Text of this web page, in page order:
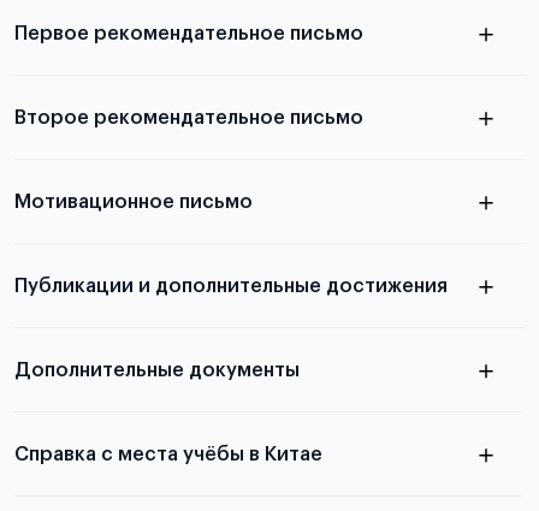
выезда
Первое рекомендательное письмо
письма
Второе рекомендательное письмо
письма
Мотивационное письмо
статье
Публикации и дополнительные достижения
Дополнительные документы
Справка с места учёбы в Китае